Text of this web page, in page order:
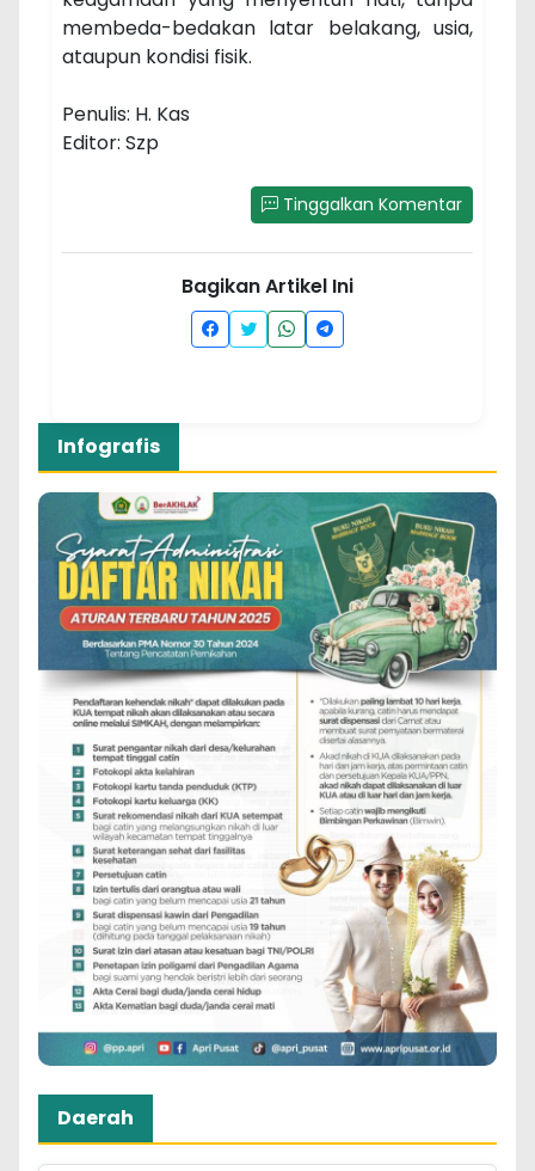
membeda-bedakan latar belakang, usia,
ataupun kondisi fisik.
Penulis: H. Kas
Editor: Szp
Tinggalkan Komentar
Bagikan Artikel Ini
Infografis
Daerah